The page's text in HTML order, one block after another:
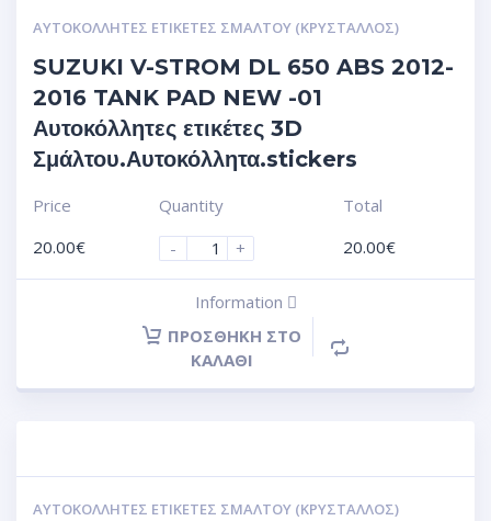
ΑΥΤΟΚΌΛΛΗΤΕΣ ΕΤΙΚΈΤΕΣ ΣΜΆΛΤΟΥ (ΚΡΥΣΤΑΛΛΟΣ)
SUZUKI V-STROM DL 650 ABS 2012-
2016 TANK PAD NEW -01
Αυτοκόλλητες ετικέτες 3D
Σμάλτου.Αυτοκόλλητα.stickers
Price
20.00€
Quantity
-
+
Total
20.00€
Information
ΠΡΟΣΘΉΚΗ ΣΤΟ
ΚΑΛΆΘΙ
ΑΥΤΟΚΌΛΛΗΤΕΣ ΕΤΙΚΈΤΕΣ ΣΜΆΛΤΟΥ (ΚΡΥΣΤΑΛΛΟΣ)